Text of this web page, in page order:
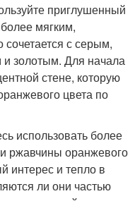
приглушенный
мягким,
сочетается с серым,
золотым. Для начала
стене, которую
цвета по
использовать более
ржавчины оранжевого
интерес и тепло в
ли они частью